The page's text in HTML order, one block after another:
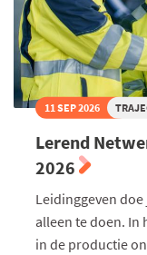
11 SEP 2026
Lerend
2026
Leidinggeven
alleen te doen. In
in de productie